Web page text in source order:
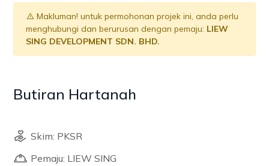
Makluman! untuk permohonan projek ini, anda perlu
menghubungi dan berurusan dengan pemaju: LIEW
SING DEVELOPMENT SDN. BHD.
Butiran Hartanah
Skim: PKSR
Pemaju: LIEW SING